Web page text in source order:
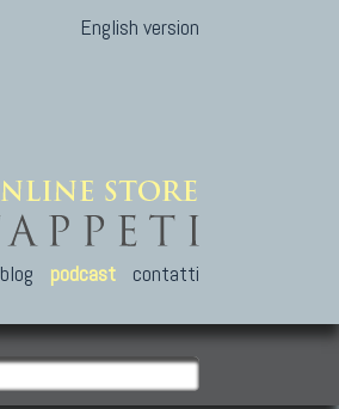
English version
blog podcast contatti